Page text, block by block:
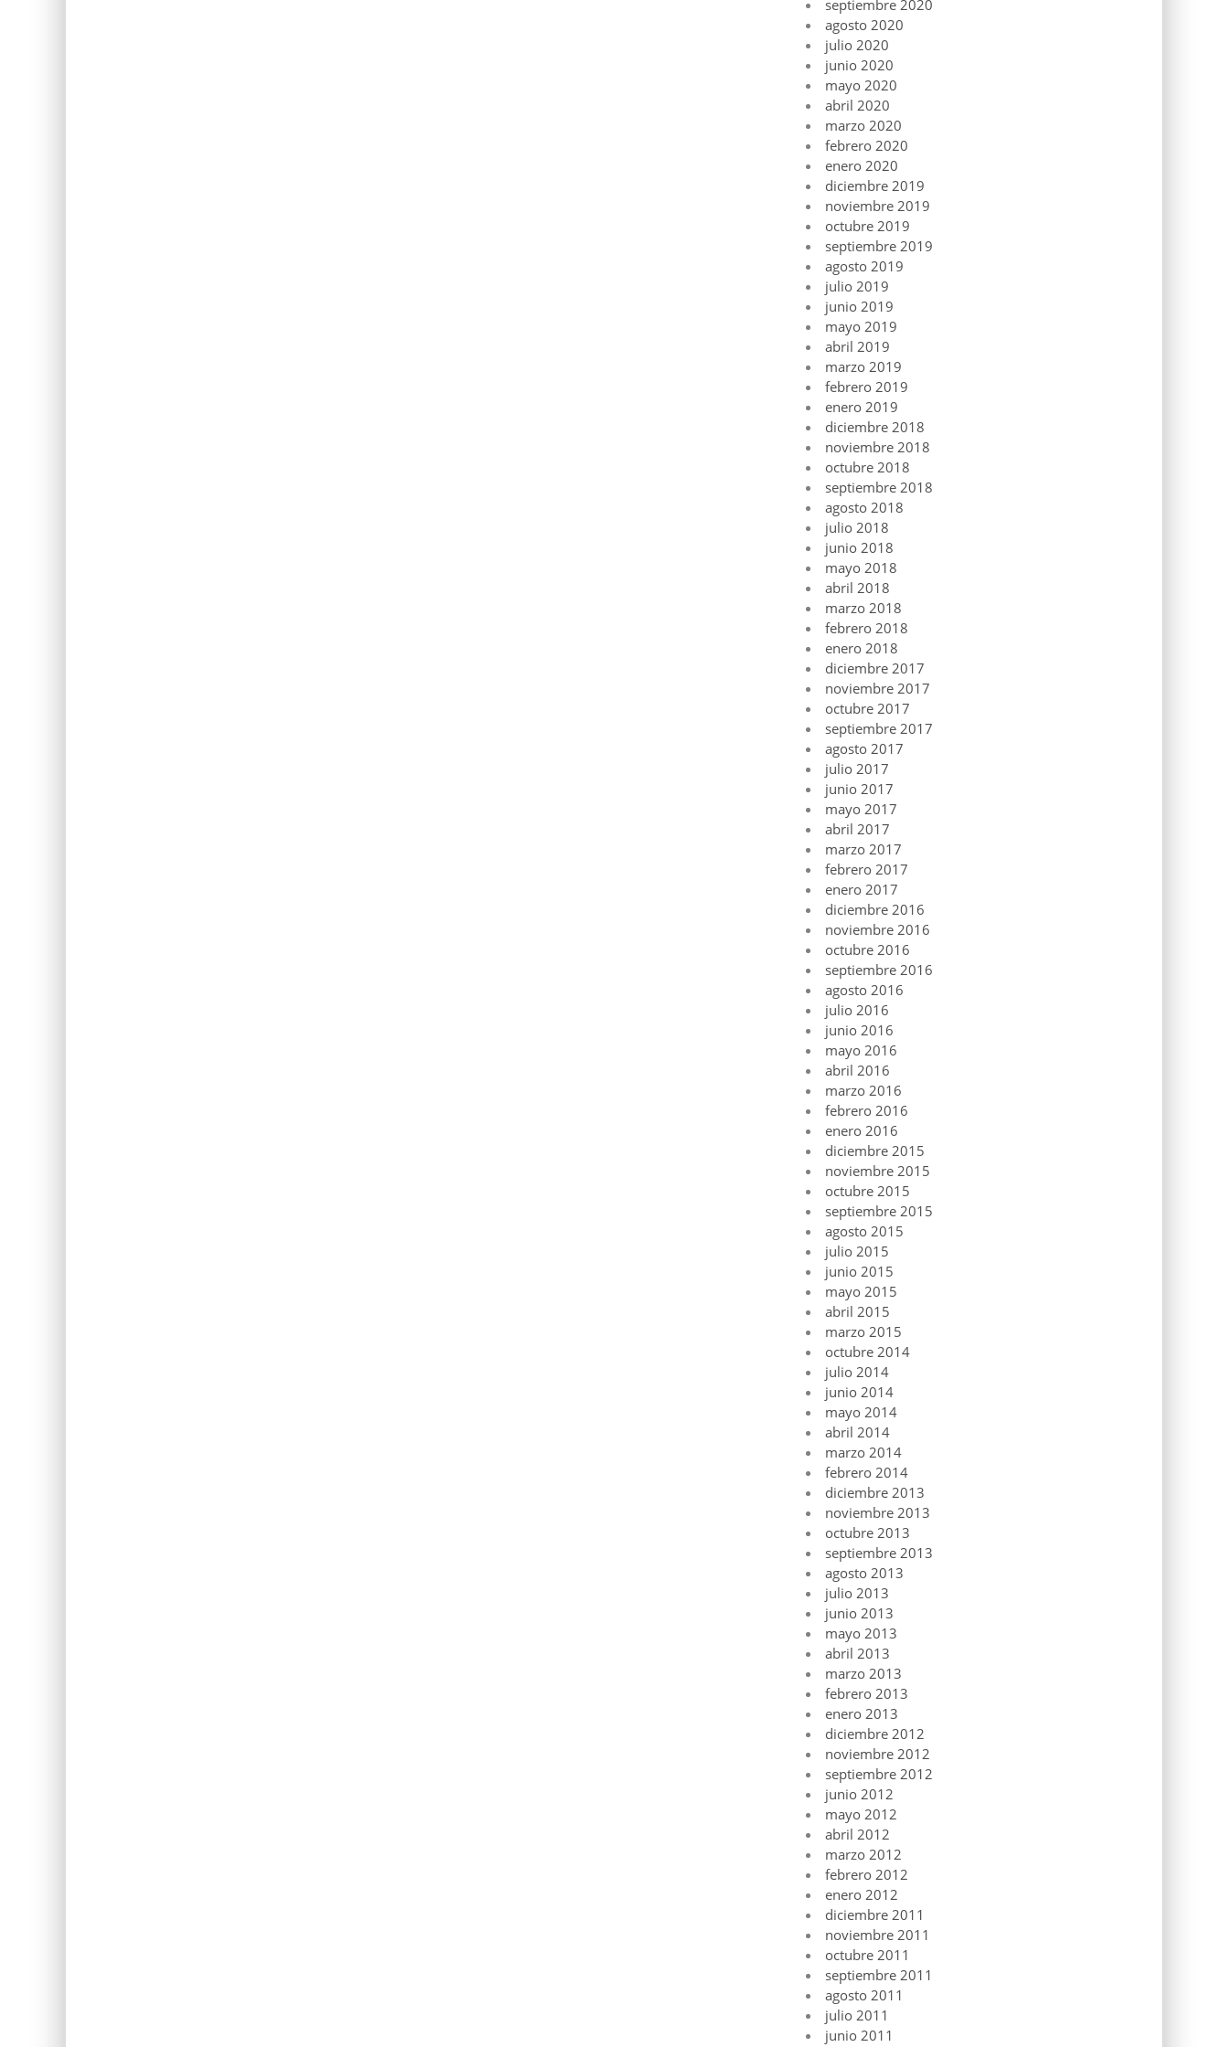
septiembre 2020
agosto 2020
julio 2020
junio 2020
mayo 2020
abril 2020
marzo 2020
febrero 2020
enero 2020
diciembre 2019
noviembre 2019
octubre 2019
septiembre 2019
agosto 2019
julio 2019
junio 2019
mayo 2019
abril 2019
marzo 2019
febrero 2019
enero 2019
diciembre 2018
noviembre 2018
octubre 2018
septiembre 2018
agosto 2018
julio 2018
junio 2018
mayo 2018
abril 2018
marzo 2018
febrero 2018
enero 2018
diciembre 2017
noviembre 2017
octubre 2017
septiembre 2017
agosto 2017
julio 2017
junio 2017
mayo 2017
abril 2017
marzo 2017
febrero 2017
enero 2017
diciembre 2016
noviembre 2016
octubre 2016
septiembre 2016
agosto 2016
julio 2016
junio 2016
mayo 2016
abril 2016
marzo 2016
febrero 2016
enero 2016
diciembre 2015
noviembre 2015
octubre 2015
septiembre 2015
agosto 2015
julio 2015
junio 2015
mayo 2015
abril 2015
marzo 2015
octubre 2014
julio 2014
junio 2014
mayo 2014
abril 2014
marzo 2014
febrero 2014
diciembre 2013
noviembre 2013
octubre 2013
septiembre 2013
agosto 2013
julio 2013
junio 2013
mayo 2013
abril 2013
marzo 2013
febrero 2013
enero 2013
diciembre 2012
noviembre 2012
septiembre 2012
junio 2012
mayo 2012
abril 2012
marzo 2012
febrero 2012
enero 2012
diciembre 2011
noviembre 2011
octubre 2011
septiembre 2011
agosto 2011
julio 2011
junio 2011